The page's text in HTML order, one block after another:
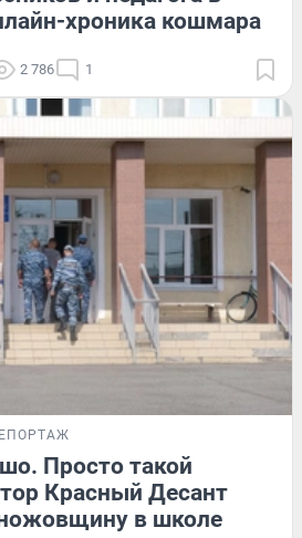
хроника кошмара
2 786 1
Просто такой
Красный Десант
в школе